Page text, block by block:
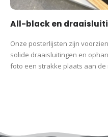
All-black en
Onze posterlijsten zijn
solide draaisluitingen en
foto een strakke plaats aan de